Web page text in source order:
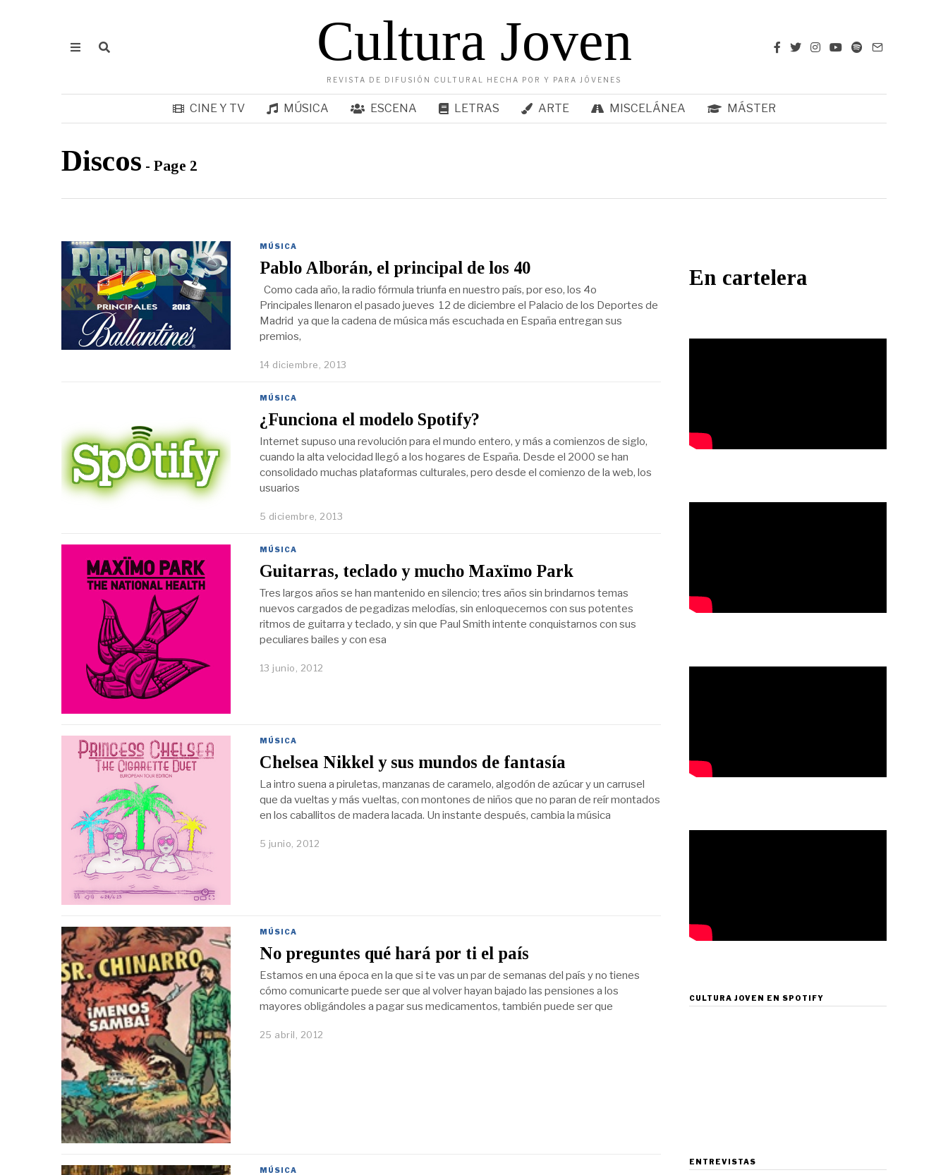
Cultura Joven
REVISTA DE DIFUSIÓN CULTURAL HECHA POR Y PARA JÓVENES
CINE Y TV MÚSICA ESCENA LETRAS ARTE MISCELÁNEA MÁSTER
Discos - Page 2
MÚSICA
Pablo Alborán, el principal de los 40
Como cada año, la radio fórmula triunfa en nuestro país, por eso, los 4o
Principales llenaron el pasado jueves 12 de diciembre el Palacio de los Deportes de
Madrid ya que la cadena de música más escuchada en España entregan sus
premios,
14 diciembre, 2013
MÚSICA
¿Funciona el modelo Spotify?
Internet supuso una revolución para el mundo entero, y más a comienzos de siglo,
cuando la alta velocidad llegó a los hogares de España. Desde el 2000 se han
consolidado muchas plataformas culturales, pero desde el comienzo de la web, los
usuarios
5 diciembre, 2013
MÚSICA
Guitarras, teclado y mucho Maxïmo Park
Tres largos años se han mantenido en silencio; tres años sin brindarnos temas
nuevos cargados de pegadizas melodías, sin enloquecernos con sus potentes
ritmos de guitarra y teclado, y sin que Paul Smith intente conquistarnos con sus
peculiares bailes y con esa
13 junio, 2012
MÚSICA
Chelsea Nikkel y sus mundos de fantasía
La intro suena a piruletas, manzanas de caramelo, algodón de azúcar y un carrusel
que da vueltas y más vueltas, con montones de niños que no paran de reír montados
en los caballitos de madera lacada. Un instante después, cambia la música
5 junio, 2012
MÚSICA
No preguntes qué hará por ti el país
Estamos en una época en la que si te vas un par de semanas del país y no tienes
cómo comunicarte puede ser que al volver hayan bajado las pensiones a los
mayores obligándoles a pagar sus medicamentos, también puede ser que
25 abril, 2012
MÚSICA
En cartelera
CULTURA JOVEN EN SPOTIFY
ENTREVISTAS